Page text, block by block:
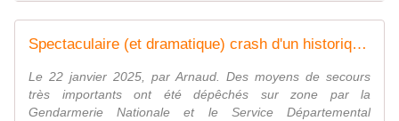
Spectaculaire (et dramatique) crash d'un historique Piper PA-18 dans les Alpes. - avionslegendaires.net
Le 22 janvier 2025, par Arnaud. Des moyens de secours
très importants ont été dépêchés sur zone par la
Gendarmerie Nationale et le Service Départemental